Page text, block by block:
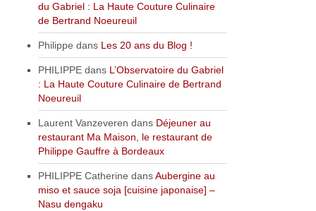
du Gabriel : La Haute Couture Culinaire
de Bertrand Noeureuil
Philippe dans Les 20 ans du Blog !
PHILIPPE dans L’Observatoire du Gabriel
: La Haute Couture Culinaire de Bertrand
Noeureuil
Laurent Vanzeveren dans Déjeuner au
restaurant Ma Maison, le restaurant de
Philippe Gauffre à Bordeaux
PHILIPPE Catherine dansAubergine au
miso et sauce soja [cuisine japonaise] –
Nasu dengaku